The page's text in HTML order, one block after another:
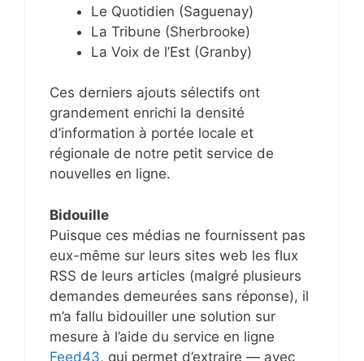
Le Quotidien (Saguenay)
La Tribune (Sherbrooke)
La Voix de l’Est (Granby)
Ces derniers ajouts sélectifs ont
grandement enrichi la densité
d’information à portée locale et
régionale de notre petit service de
nouvelles en ligne.
Bidouille
Puisque ces médias ne fournissent pas
eux-même sur leurs sites web les flux
RSS de leurs articles (malgré plusieurs
demandes demeurées sans réponse), il
m’a fallu bidouiller une solution sur
mesure à l’aide du service en ligne
Feed43, qui permet d’extraire — avec